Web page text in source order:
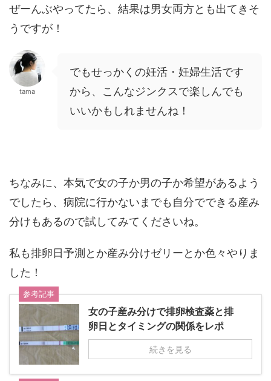
ぜーんぶやってたら、結果は男女両方とも出てきそ
うですが！
tama
でもせっかくの妊活・妊婦生活です
から、こんなジンクスで楽しんでも
いいかもしれませんね！
ちなみに、本気で女の子か男の子か希望があるよう
でしたら、病院に行かないまでも自分でできる産み
分けもあるので試してみてくださいね。
私も排卵日予測とか産み分けゼリーとか色々やりま
した！
参考記事
女の子産み分けで排卵検査薬と排
卵日とタイミングの関係をレポ
続きを見る